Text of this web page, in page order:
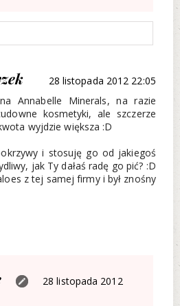
28 listopada 2012 22:05
Annabelle Minerals, na razie
kosmetyki, ale szczerze
wyjdzie większa :D
i stosuję go od jakiegoś
jak Ty dałaś radę go pić? :D
z tej samej firmy i był znośny
28 listopada 2012